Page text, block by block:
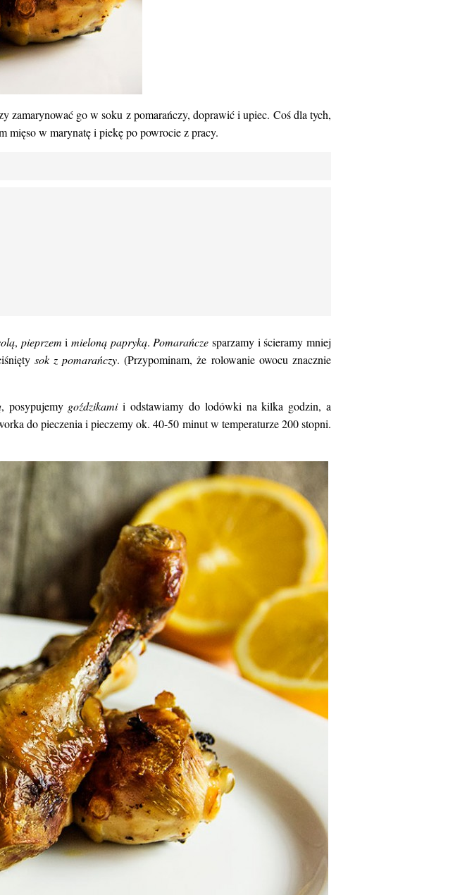
go w soku z pomarańczy, doprawić i upiec. Coś dla tych,
mięso w marynatę i piekę po powrocie z pracy.
, pieprzem imieloną papryką. Pomarańcze sparzamy i ścieramy mniej
sok z pomarańczy. (Przypominam, że rolowanie owocu znacznie
, posypujemy goździkamii odstawiamy do lodówki na kilka godzin, a
do pieczenia i pieczemy ok. 40-50 minut w temperaturze 200 stopni.